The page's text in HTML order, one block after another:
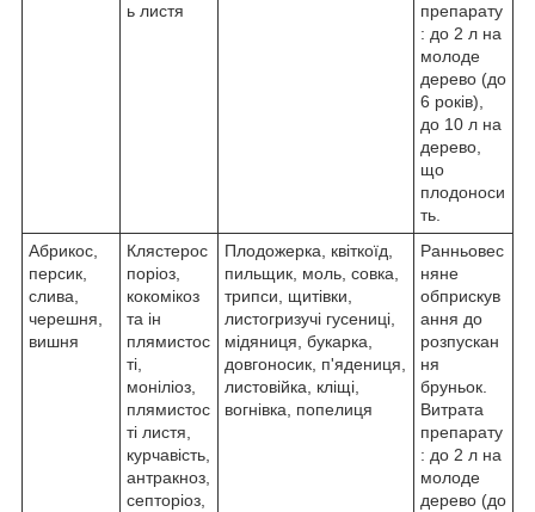
ь листя
препарату
: до 2 л на
молоде
дерево (до
6 років),
до 10 л на
дерево,
що
плодоноси
ть.
Абрикос,
персик,
слива,
черешня,
вишня
Клястерос
поріоз,
кокомікоз
та ін
плямистос
ті,
моніліоз,
плямистос
ті листя,
курчавість,
антракноз,
септоріоз,
Плодожерка, квіткоїд,
пильщик, моль, совка,
трипси, щитівки,
листогризучі гусениці,
мідяниця, букарка,
довгоносик, п'ядениця,
листовійка, кліщі,
вогнівка, попелиця
Ранньовес
няне
обприскув
ання до
розпускан
ня
бруньок.
Витрата
препарату
: до 2 л на
молоде
дерево (до